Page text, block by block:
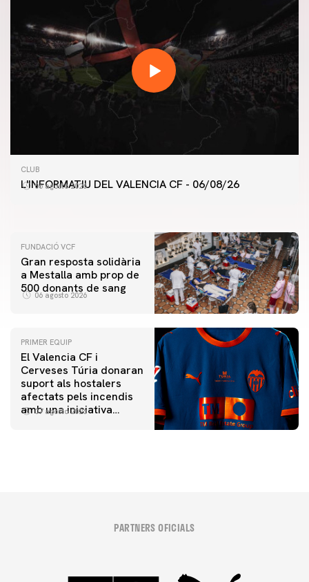
CLUB
L'INFORMATIU DEL VALENCIA CF - 06/08/26
06 agosto 2026
PRIMER EQUIP
ENTRENAMENT DEL VALENCIA CF 6/8/2026
FUNDACIÓ VCF
Gran resposta solidària
a Mestalla amb prop de
500 donants de sang
06 agosto 2026
PRIMER EQUIP
El Valencia CF i
Cerveses Túria donaran
suport als hostalers
afectats pels incendis
amb una iniciativa
07 agosto 2026
PARTNERS OFICIALS